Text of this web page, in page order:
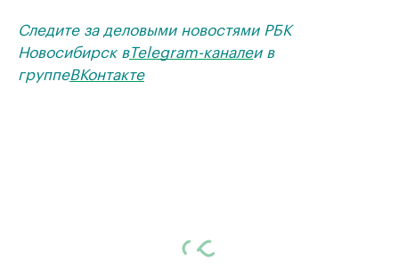
Следите за деловыми новостями РБК
Новосибирск вTelegram-каналеи в
группеВКонтакте